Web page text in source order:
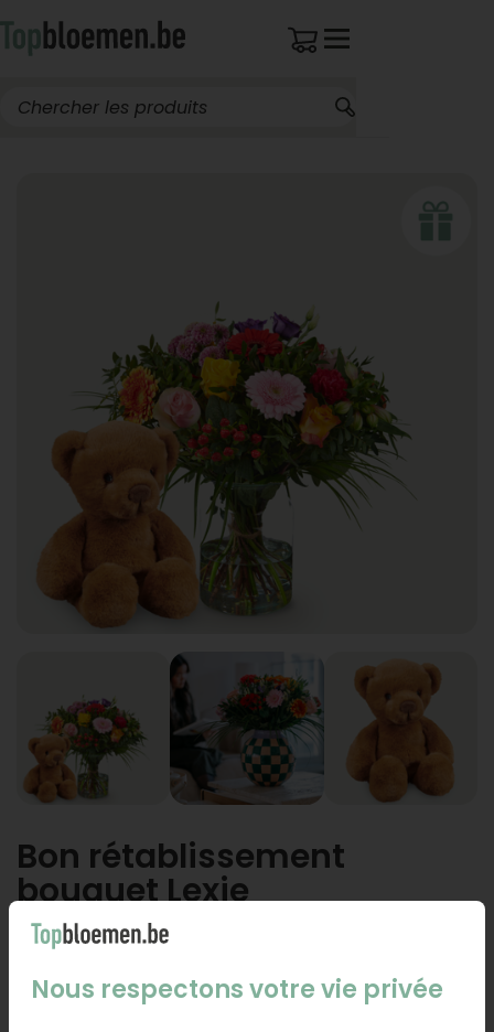
Bon rétablissement
bouquet Lexie
choisissez la taille
Nous respectons votre vie privée